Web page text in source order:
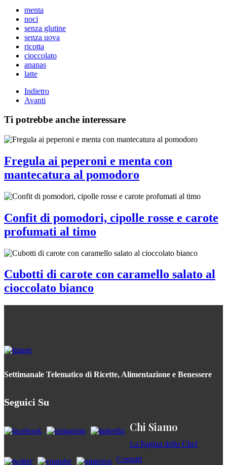
menta
noci
senza glutine
senza uova
ricotta
cioccolato
ananas
latte
Indietro
Avanti
Ti potrebbe anche interessare
Fregula ai peperoni e menta con
mantecatura al pomodoro
Confit di pomodori, cipolle rosse e carote
profumati al timo
Cubotti di carote con caramello salato al
cioccolato bianco
Settimanale Telematico di Ricette, Alimentazione e Benessere
Seguici Su
Chi Siamo
La Pagina dello Chef
Contatti